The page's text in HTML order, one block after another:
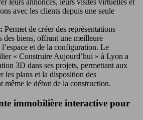
avec les clients depuis une seule
Permet de créer des représentations
des biens, offrant une meilleure
et de la configuration. Le
« Construire Aujourd’hui » à Lyon a
3D dans ses projets, permettant aux
les plans et la disposition des
même le début de la construction.
immobilière interactive pour